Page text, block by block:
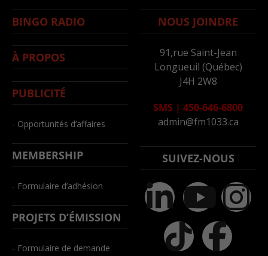
BINGO RADIO
À PROPOS
PUBLICITÉ
- Opportunités d’affaires
MEMBERSHIP
- Formulaire d’adhésion
PROJETS D’ÉMISSION
- Formulaire de demande
NOUS JOINDRE
91,rue Saint-Jean
Longueuil (Québec)
J4H 2W8
SMS | 450-646-6800
admin@fm1033.ca
SUIVEZ-NOUS